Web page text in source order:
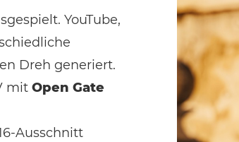
YouTube,
Dreh generiert.
mit Open Gate
Ausschnitt